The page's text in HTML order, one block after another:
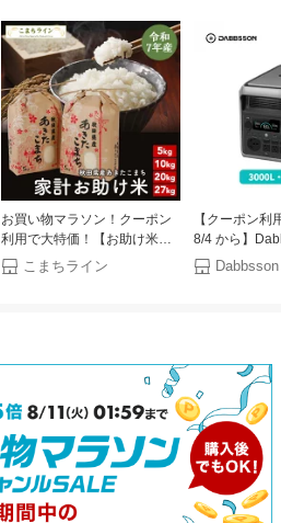
お買い物マラソン！クーポン
利用で大特価！【お助け米】
令和7年産 あきたこまち 家計
お助け米 農家直送便 5kg 10kg
こまちライン
【クーポン利
8/4 から】
ポータブル電
半固体リン酸
Dabbsson